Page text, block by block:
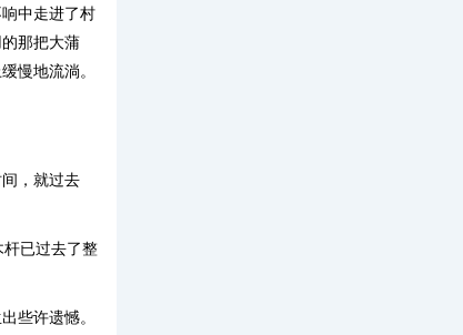
中走进了村
那把大蒲
慢地流淌。
，就过去
已过去了整
些许遗憾。